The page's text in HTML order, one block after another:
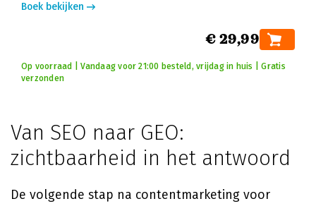
Boek bekijken
€ 29,99
Op voorraad | Vandaag voor 21:00 besteld, vrijdag in huis | Gratis
verzonden
Van SEO naar GEO:
zichtbaarheid in het antwoord
De volgende stap na contentmarketing voor